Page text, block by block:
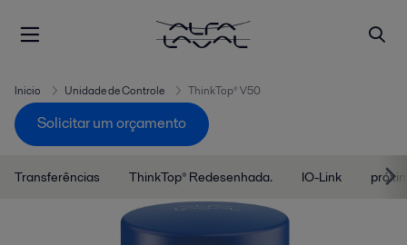
Inicio Unidade de Controle ThinkTop® V50
Solicitar um orçamento
Transferências ThinkTop® Redesenhada. IO-Link